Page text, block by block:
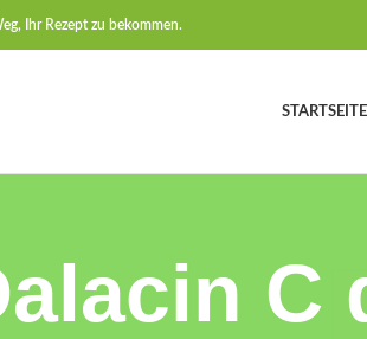
Ihr Rezept zu bekommen.
STARTSEITE
C